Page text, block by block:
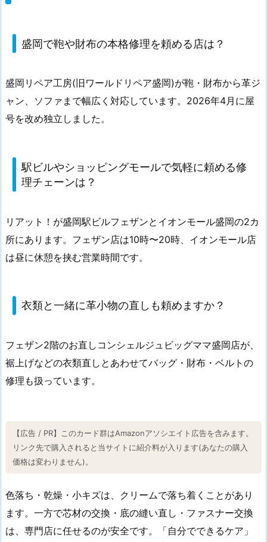
盛岡で鞄や財布の本格修理を頼める店は？
盛岡リペア工房(旧ワールドリペア盛岡)が鞄・財布から革ジ
ャン、ソファまで幅広く対応しています。2026年4月に屋
号を改め独立しました。
駅ビルやショッピングモールで気軽に頼める修
理チェーンは？
リアット！が盛岡駅ビルフェザンとイオンモール盛岡の2カ
所にあります。フェザン店は10時〜20時、イオンモール店
は昼に休憩を挟む営業時間です。
衣類と一緒に革小物の直しも頼めますか？
フェザン2階のお直しコンシェルジュビッグママ盛岡店が、
裾上げなどの衣類直しとあわせてバッグ・財布・ベルトの
修理も扱っています。
【広告 / PR】このカード群はAmazonアソシエイト広告を含みます。
リンク先で購入されると当サイトに紹介料が入ります(あなたの購入
価格は変わりません)。
色落ち・乾燥・小キズは、クリームで落ち着くことがあり
ます。一方で芯材の交換・底の縫い直し・ファスナー交換
は、専門店に任せるのが安全です。「自分でできるケア」